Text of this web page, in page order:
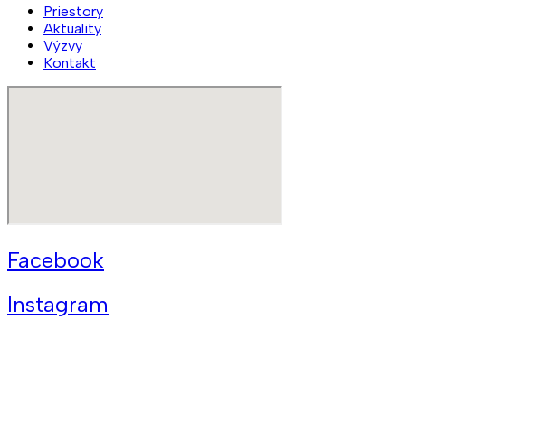
Priestory
Aktuality
Výzvy
Kontakt
Facebook
Instagram